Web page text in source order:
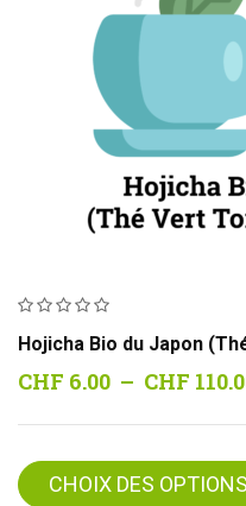
Hojicha Bio du Japon
CHF 6.00 – CHF
CHOIX DES OPTIONS